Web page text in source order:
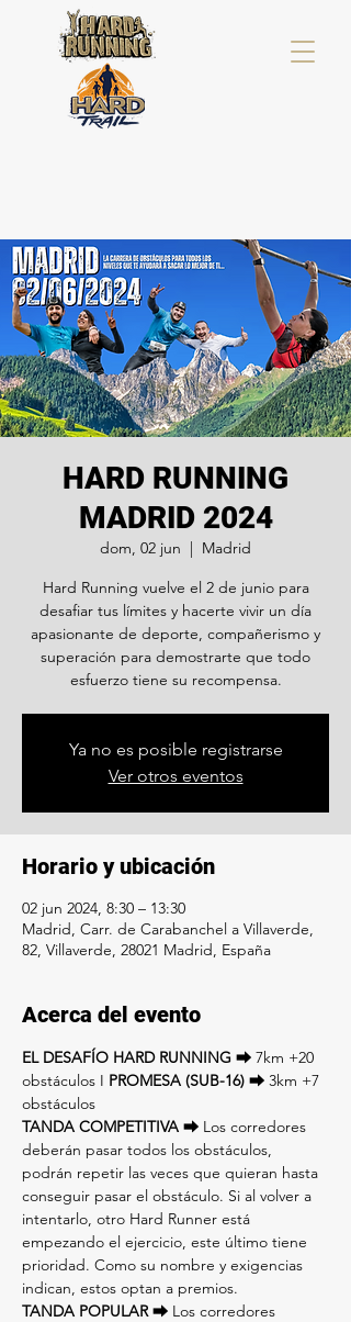
HARD RUNNING
MADRID 2024
dom, 02 jun
  |
Madrid
Hard Running vuelve el 2 de junio para
desafiar tus límites y hacerte vivir un día
apasionante de deporte, compañerismo y
superación para demostrarte que todo
esfuerzo tiene su recompensa.
Ya no es posible registrarse
Ver otros eventos
Horario y ubicación
02 jun 2024, 8:30 – 13:30
Madrid, Carr. de Carabanchel a Villaverde,
82, Villaverde, 28021 Madrid, España
Acerca del evento
EL DESAFÍO HARD RUNNING ⮕ 7km +20
obstáculos I PROMESA (SUB-16) ⮕ 3km +7
obstáculos
TANDA COMPETITIVA ⮕ Los corredores
deberán pasar todos los obstáculos,
podrán repetir las veces que quieran hasta
conseguir pasar el obstáculo. Si al volver a
intentarlo, otro Hard Runner está
empezando el ejercicio, este último tiene
prioridad. Como su nombre y exigencias
indican, estos optan a premios.
TANDA POPULAR ⮕ Los corredores